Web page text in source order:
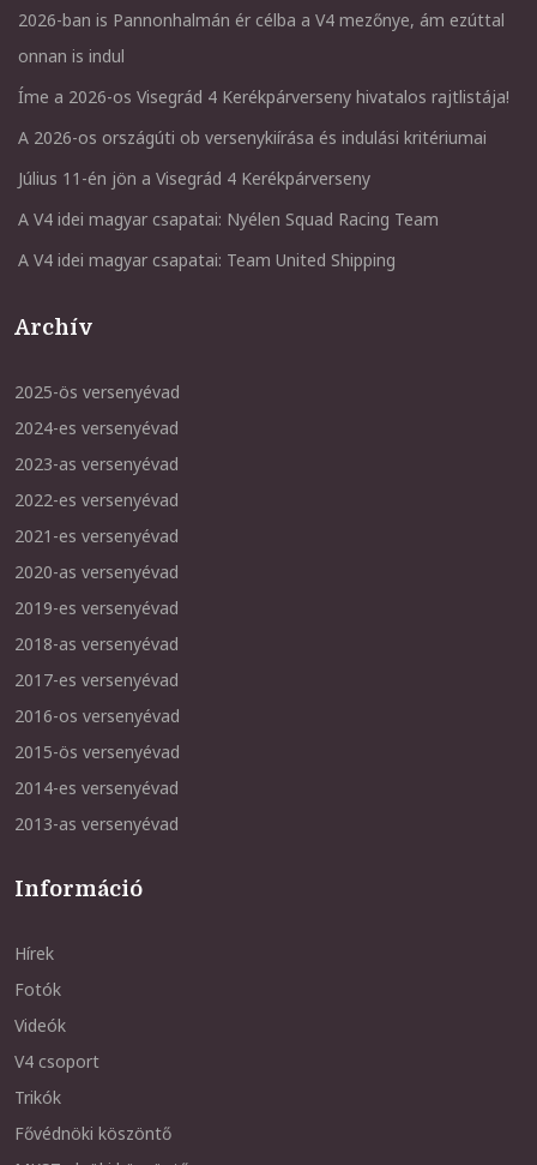
2026-ban is Pannonhalmán ér célba a V4 mezőnye, ám ezúttal
onnan is indul
Íme a 2026-os Visegrád 4 Kerékpárverseny hivatalos rajtlistája!
A 2026-os országúti ob versenykiírása és indulási kritériumai
Július 11-én jön a Visegrád 4 Kerékpárverseny
A V4 idei magyar csapatai: Nyélen Squad Racing Team
A V4 idei magyar csapatai: Team United Shipping
Archív
2025-ös versenyévad
2024-es versenyévad
2023-as versenyévad
2022-es versenyévad
2021-es versenyévad
2020-as versenyévad
2019-es versenyévad
2018-as versenyévad
2017-es versenyévad
2016-os versenyévad
2015-ös versenyévad
2014-es versenyévad
2013-as versenyévad
Információ
Hírek
Fotók
Videók
V4 csoport
Trikók
Fővédnöki köszöntő